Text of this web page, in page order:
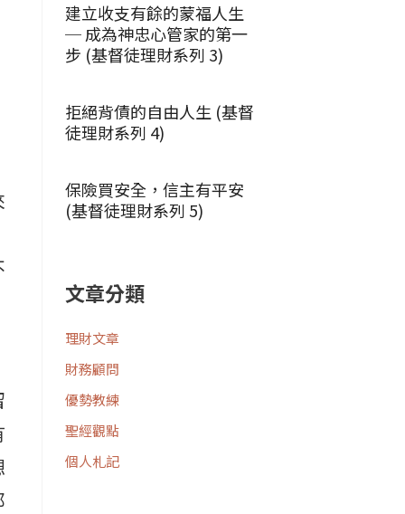
建立收支有餘的蒙福人生
─ 成為神忠心管家的第一
步 (基督徒理財系列 3)
拒絕背債的自由人生 (基督
徒理財系列 4)
保險買安全，信主有平安
(基督徒理財系列 5)
文章分類
理財文章
財務顧問
優勢教練
聖經觀點
個人札記